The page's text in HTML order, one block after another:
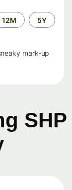
12M 5Y
mark-up
SHP